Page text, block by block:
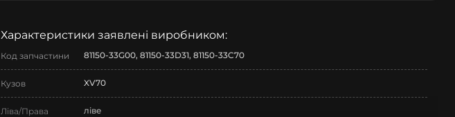
Характеристики заявлені виробником:
Код запчастини 81150-33G00, 81150-33D31, 81150-33C70
Кузов XV70
Ліва/Права ліве